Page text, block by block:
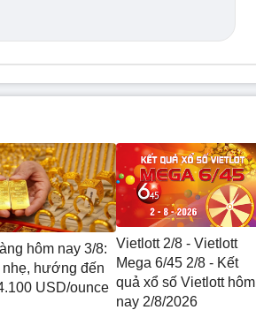
hôm nay 3/8:
nhẹ, hướng đến
USD/ounce
Vietlott 2/8 - Vietlott
Mega 6/45 2/8 - Kết
quả xổ số Vietlott hôm
nay 2/8/2026